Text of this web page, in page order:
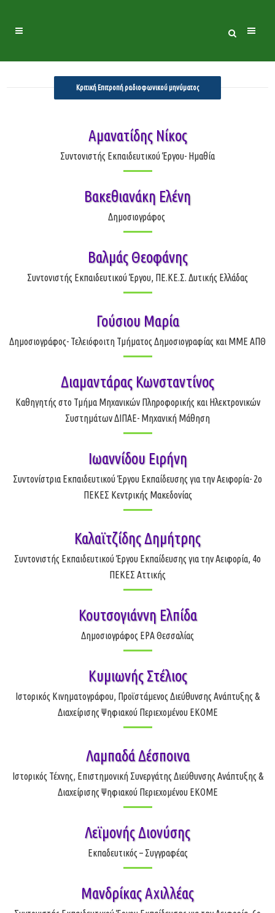
Κριτική Επιτροπή ραδιοφωνικού μηνύματος
Αμανατίδης Νίκος
Συντονιστής Εκπαιδευτικού Έργου- Ημαθία
Βακεθιανάκη Ελένη
Δημοσιογράφος
Βαλμάς Θεοφάνης
Συντονιστής Εκπαιδευτικού Έργου, ΠΕ.ΚΕ.Σ. Δυτικής Ελλάδας
Γούσιου Μαρία
Δημοσιογράφος- Τελειόφοιτη Τμήματος Δημοσιογραφίας και ΜΜΕ ΑΠΘ
Διαμαντάρας Κωνσταντίνος
Καθηγητής στο Τμήμα Μηχανικών Πληροφορικής και Ηλεκτρονικών
Συστημάτων ΔΙΠΑΕ- Μηχανική Μάθηση
Ιωαννίδου Ειρήνη
Συντονίστρια Εκπαιδευτικού Έργου Εκπαίδευσης για την Αειφορία- 2ο
ΠΕΚΕΣ Κεντρικής Μακεδονίας
Καλαϊτζίδης Δημήτρης
Συντονιστής Εκπαιδευτικού Έργου Εκπαίδευσης για την Αειφορία, 4ο
ΠΕΚΕΣ Αττικής
Κουτσογιάννη Ελπίδα
Δημοσιογράφος ΕΡΑ Θεσσαλίας
Κυμιωνής Στέλιος
Ιστορικός Κινηματογράφου, Προϊστάμενος Διεύθυνσης Ανάπτυξης &
Διαχείρισης Ψηφιακού Περιεχομένου ΕΚΟΜΕ
Λαμπαδά Δέσποινα
Ιστορικός Τέχνης, Επιστημονική Συνεργάτης Διεύθυνσης Ανάπτυξης &
Διαχείρισης Ψηφιακού Περιεχομένου ΕΚΟΜΕ
Λεϊμονής Διονύσης
Εκπαδευτικός – Συγγραφέας
Μανδρίκας Αχιλλέας